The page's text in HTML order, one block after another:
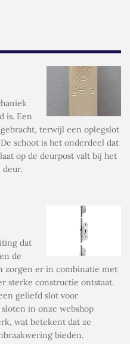
is. Een
terwijl een oplegslot
schoot is het onderdeel dat
op de deurpost valt bij het
deur.
dat
de
zorgen er in combinatie met
sterke constructie ontstaat.
geliefd slot voor
in onze webshop
wat betekent dat ze
bieden.